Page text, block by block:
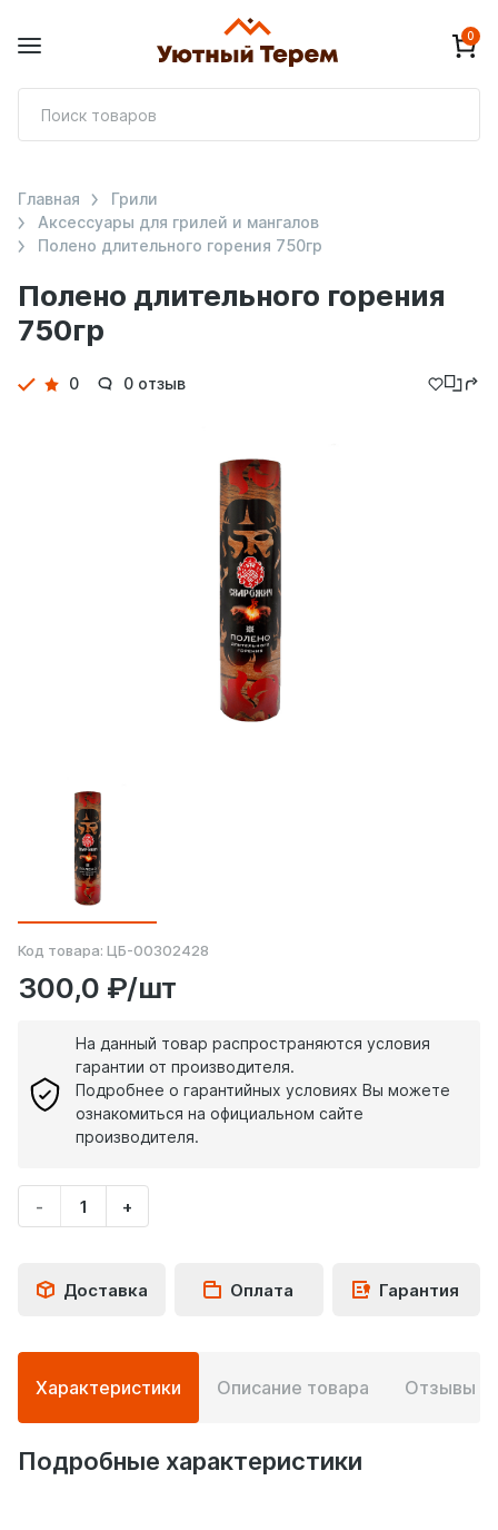
0
Полено длительного горения
750гр
Главная
Грили
Аксессуары для грилей и мангалов
Полено длительного горения 750гр
Детали
0 0 отзыв
Код товара: ЦБ-00302428
300,0 ₽/шт
На данный товар распространяются условия
гарантии от производителя.
Подробнее о гарантийных условиях Вы можете
ознакомиться на официальном сайте
производителя.
-
Укажите
количество
+
Доставка Оплата Гарантия
Подробная
информация
о
товаре
Характеристики Описание товара Отзывы
Подробные характеристики